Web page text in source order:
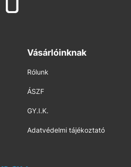
Vásárlóinknak
Rólunk
ÁSZF
GY.I.K.
Adatvédelmi tájékoztató